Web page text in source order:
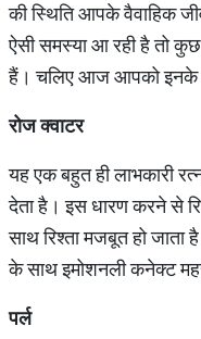
की स्थिति आपके वैवाहिक
ऐसी समस्या आ रही है तो
हैं। चलिए आज आपको इनके
रोजक्वाटर
यह एक बहुत ही लाभकारी
देता है। इस धारण करने से
साथ रिश्ता मजबूत हो जाता
के साथ इमोशनली कनेक्ट
पर्ल